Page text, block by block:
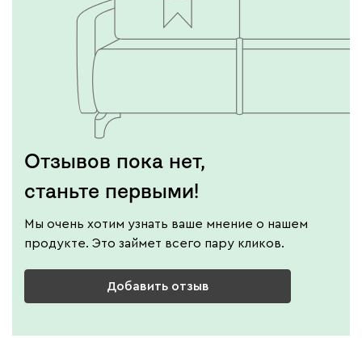
Отзывов пока нет,
станьте первыми!
Мы очень хотим узнать ваше мнение о нашем
продукте. Это займет всего пару кликов.
Добавить отзыв